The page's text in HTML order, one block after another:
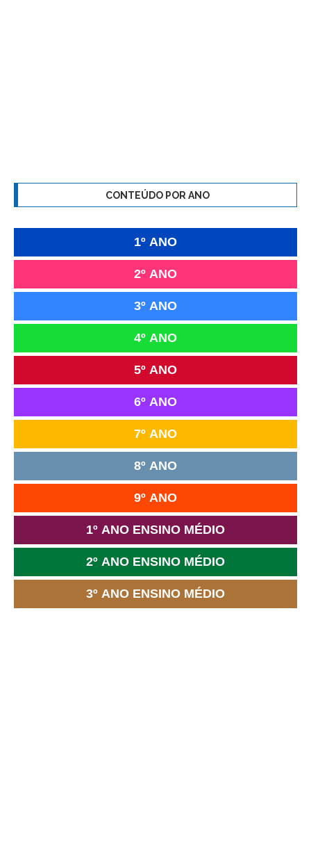
CONTEÚDO POR ANO
1º ANO
2º ANO
3º ANO
4º ANO
5º ANO
6º ANO
7º ANO
8º ANO
9º ANO
1º ANO ENSINO MÉDIO
2º ANO ENSINO MÉDIO
3º ANO ENSINO MÉDIO